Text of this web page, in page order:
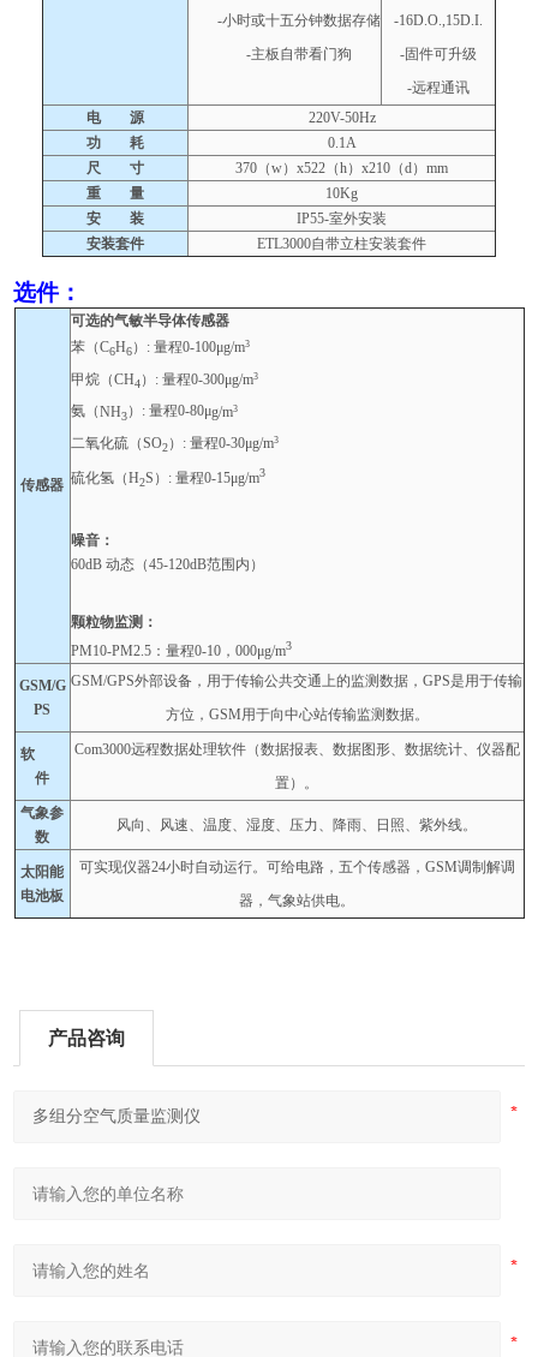
-小时或十五分钟数据存储
-主板自带看门狗
-16D.O.,15D.I.
-固件可升级
-远程通讯
电 源
220V-50Hz
功 耗
0.1A
尺 寸
370（w）x522（h）x210（d）mm
重 量
10Kg
安 装
IP55-室外安装
安装套件
ETL3000自带立柱安装套件
选件：
传感器
可选的气敏半导体传感器
苯（C6H6） : 量程0-100μg/m3
甲烷（CH4 ） : 量程0-300μg/m3
氨（NH3） : 量程0-80μg/m3
二氧化硫（SO2） : 量程0-30μg/m3
硫化氢（H2S ） : 量程0-15μg/m3
噪音：
60dB 动态（45-120dB范围内 ）
颗粒物监测：
PM10-PM2.5：量程0-10， 000μg/m3
GSM/G
PS
GSM/GPS外部设备，用于传输公共交通上的监测数据， GPS是用于传输
方位， GSM用于向中心站传输监测数据。
软
件
Com3000远程数据处理软件（数据报表、数据图形、数据统计、仪器配
置）。
气象参
数
风向、风速、温度、湿度、压力、降雨、日照、紫外线。
太阳能
电池板
可实现仪器24小时自动运行。可给电路，五个传感器， GSM调制解调
器，气象站供电。
产品咨询